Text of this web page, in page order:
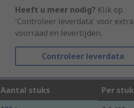
Heeft u meer nodig? Klik op
'Controleer leverdata' voor extra
voorraad en levertijden.
Controleer leverdata
Aantal stuks Per stuk